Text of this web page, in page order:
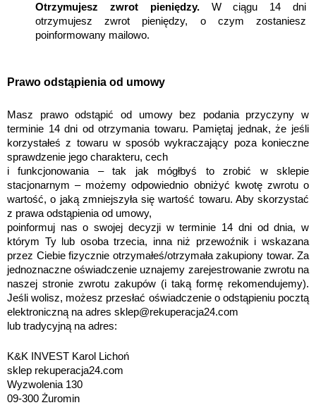
Otrzymujesz zwrot pieniędzy. W ciągu 14 dni
otrzymujesz zwrot pieniędzy, o czym zostaniesz
poinformowany mailowo.
Prawo odstąpienia od umowy
Masz prawo odstąpić od umowy bez podania przyczyny w
terminie 14 dni od otrzymania towaru. Pamiętaj jednak, że jeśli
korzystałeś z towaru w sposób wykraczający poza konieczne
sprawdzenie jego charakteru, cech
i funkcjonowania – tak jak mógłbyś to zrobić w sklepie
stacjonarnym – możemy odpowiednio obniżyć kwotę zwrotu o
wartość, o jaką zmniejszyła się wartość towaru. Aby skorzystać
z prawa odstąpienia od umowy,
poinformuj nas o swojej decyzji w terminie 14 dni od dnia, w
którym Ty lub osoba trzecia, inna niż przewoźnik i wskazana
przez Ciebie fizycznie otrzymałeś/otrzymała zakupiony towar. Za
jednoznaczne oświadczenie uznajemy zarejestrowanie zwrotu na
naszej stronie zwrotu zakupów (i taką formę rekomendujemy).
Jeśli wolisz, możesz przesłać oświadczenie o odstąpieniu pocztą
elektroniczną na adres sklep@rekuperacja24.com
lub tradycyjną na adres:
K&K INVEST Karol Lichoń
sklep rekuperacja24.com
Wyzwolenia 130
09-300 Żuromin